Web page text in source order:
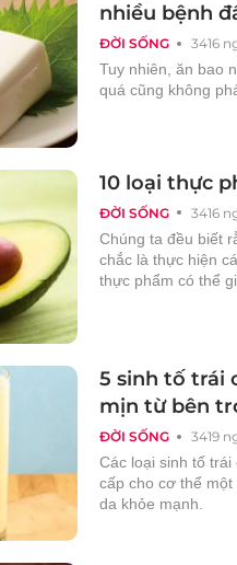
ĐỜI SỐNG 3416
nhiều bệnh
Tuy nhiên, ăn bao
quá cũng không
ĐỜI SỐNG 3416
10 loại thực
Chúng ta đều biết
chắc là thực hiện
thực phẩm có thể
ĐỜI SỐNG 3419
5 sinh tố trái
mịn từ bên
Các loại sinh tố
cấp cho cơ thể
da khỏe mạnh.